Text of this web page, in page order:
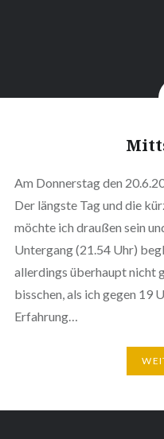
Am Donnerstag den
Der längste Tag und die
möchte ich draußen sein
Untergang (21.54 Uhr)
allerdings überhaupt nicht
bisschen, als ich gegen 19
Erfahrung…